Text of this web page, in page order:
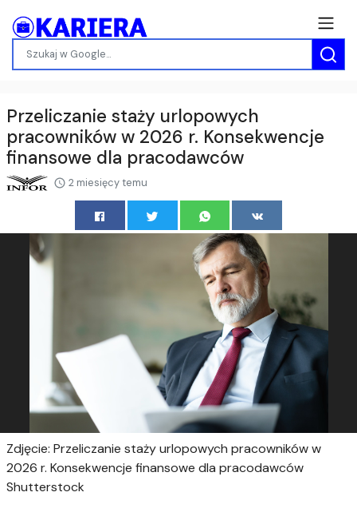
Przeliczanie staży urlopowych
pracowników w 2026 r. Konsekwencje
finansowe dla pracodawców
2 miesięcy temu
Zdjęcie: Przeliczanie staży urlopowych pracowników w
2026 r. Konsekwencje finansowe dla pracodawców
Shutterstock